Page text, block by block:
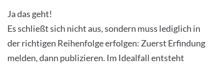
Ja das geht!
Es schließt sich nicht aus, sondern muss lediglich in
der richtigen Reihenfolge erfolgen: Zuerst Erfindung
melden, dann publizieren. Im Idealfall entsteht